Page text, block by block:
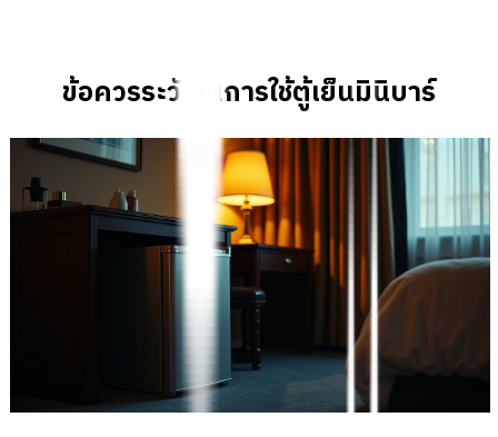
ข้อควรระวังในการใช้ตู้เย็นมินิบาร์